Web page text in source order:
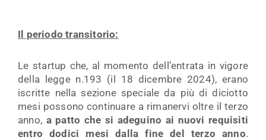
Il periodo transitorio:
Le startup che, al momento dell’entrata in vigore
della legge n.193 (il 18 dicembre 2024), erano
iscritte nella sezione speciale da più di diciotto
mesi possono continuare a rimanervi oltre il terzo
anno, a patto che si adeguino ai nuovi requisiti
entro dodici mesi dalla fine del terzo anno.